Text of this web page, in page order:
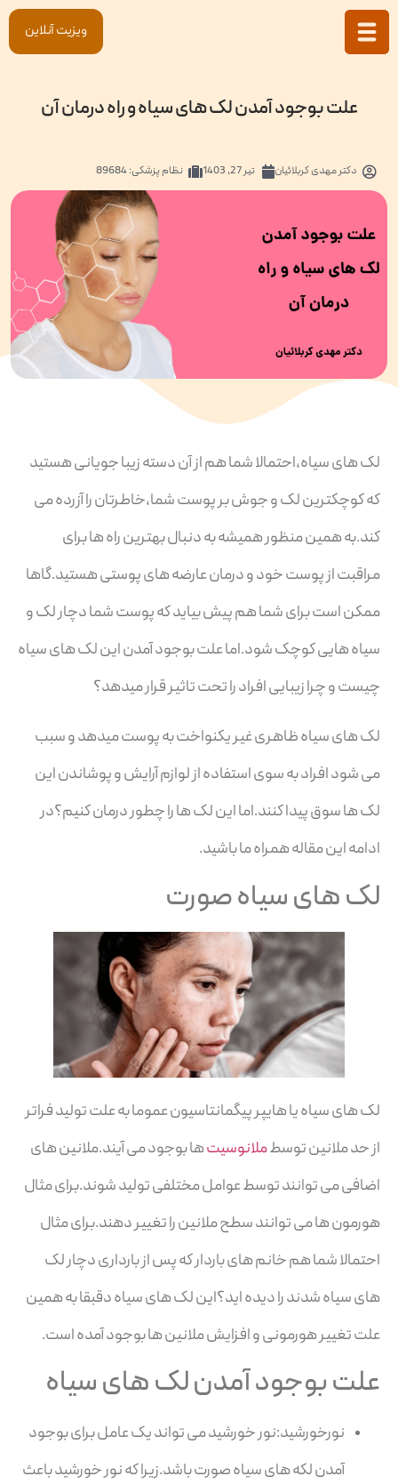
ویزیت آنلاین
علت بوجود آمدن لک های سیاه و راه درمان آن
دکترمهدی کربلائیان تیر 27, 1403 نظام پزشکی: 89684
لک های سیاه،احتمالا شما هم از آن دسته زیبا جویانی هستید
که کوچکترین لک و جوش بر پوست شما،خاطرتان را آزرده می
کند.به همین منظور همیشه به دنبال بهترین راه ها برای
مراقبت از پوست خود و درمان عارضه های پوستی هستید.گاها
ممکن است برای شما هم پیش بیاید که پوست شما دچار لک و
سیاه هایی کوچک شود.اما علت بوجود آمدن این لک های سیاه
چیست و چرا زیبایی افراد را تحت تاثیر قرار میدهد؟
لک های سیاه ظاهری غیر یکنواخت به پوست میدهد و سبب
می شود افراد به سوی استفاده از لوازم آرایش و پوشاندن این
لک ها سوق پیدا کنند.اما این لک ها را چطور درمان کنیم؟در
ادامه این مقاله همراه ما باشید.
لک های سیاه صورت
لک های سیاه یا هایپر پیگمانتاسیون عموما به علت تولید فراتر
از حد ملانین توسطملانوسیتها بوجود می آیند.ملانین های
اضافی می توانند توسط عوامل مختلفی تولید شوند.برای مثال
هورمون ها می توانند سطح ملانین را تغییر دهند.برای مثال
احتمالا شما هم خانم های باردار که پس از بارداری دچار لک
های سیاه شدند را دیده اید؟این لک های سیاه دقبقا به همین
علت تغییر هورمونی و افزایش ملانین ها بوجود آمده است.
علت بوجود آمدن لک های سیاه
نورخورشید:نور خورشید می تواند یک عامل برای بوجود
آمدن لکه های سیاه صورت باشد.زیرا که نور خورشید باعث